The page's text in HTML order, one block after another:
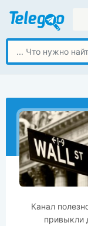
Канал
привыкли